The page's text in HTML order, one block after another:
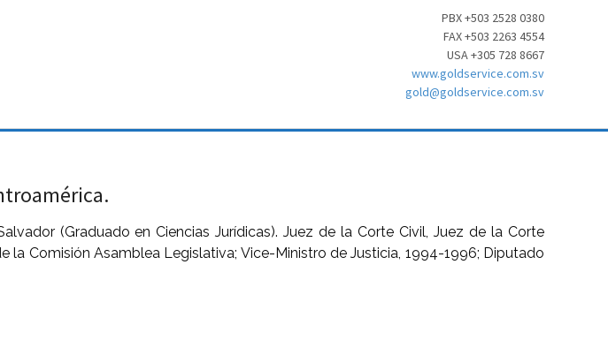
PBX +503 2528 0380
FAX +503 2263 4554
USA +305 728 8667
www.goldservice.com.sv
gold@goldservice.com.sv
(Graduado en Ciencias Jurídicas). Juez de la Corte Civil, Juez de la Corte
Comisión Asamblea Legislativa; Vice-Ministro de Justicia, 1994-1996; Diputado